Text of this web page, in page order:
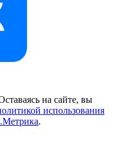
на сайте, вы
использования
.